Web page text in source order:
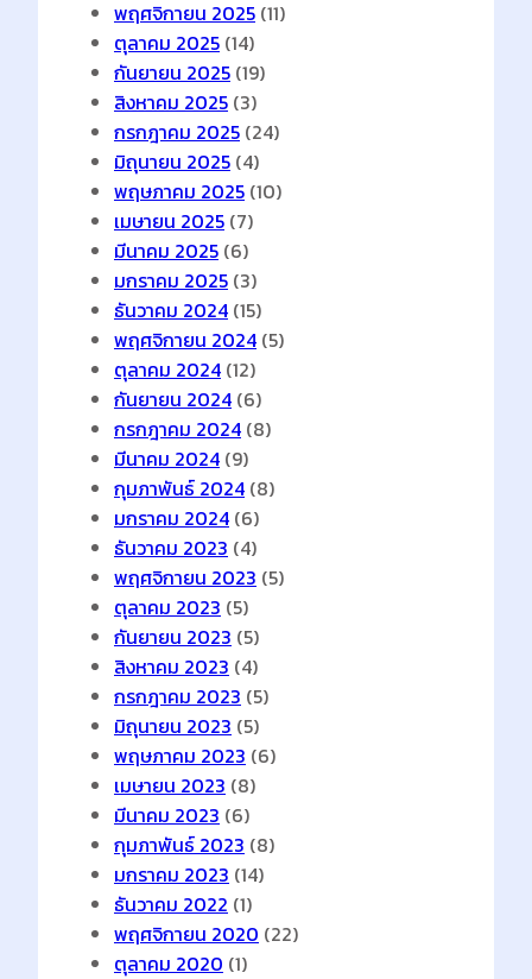
พฤศจิกายน 2025 (11)
ตุลาคม 2025 (14)
กันยายน 2025 (19)
สิงหาคม 2025 (3)
กรกฎาคม 2025 (24)
มิถุนายน 2025 (4)
พฤษภาคม 2025 (10)
เมษายน 2025 (7)
มีนาคม 2025 (6)
มกราคม 2025 (3)
ธันวาคม 2024 (15)
พฤศจิกายน 2024 (5)
ตุลาคม 2024 (12)
กันยายน 2024 (6)
กรกฎาคม 2024 (8)
มีนาคม 2024 (9)
กุมภาพันธ์ 2024 (8)
มกราคม 2024 (6)
ธันวาคม 2023 (4)
พฤศจิกายน 2023 (5)
ตุลาคม 2023 (5)
กันยายน 2023 (5)
สิงหาคม 2023 (4)
กรกฎาคม 2023 (5)
มิถุนายน 2023 (5)
พฤษภาคม 2023 (6)
เมษายน 2023 (8)
มีนาคม 2023 (6)
กุมภาพันธ์ 2023 (8)
มกราคม 2023 (14)
ธันวาคม 2022 (1)
พฤศจิกายน 2020 (22)
ตุลาคม 2020 (1)